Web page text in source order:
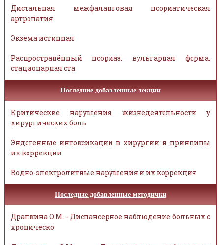
Дистальная межфаланговая псориатическая
артропатия
Экзема истинная
Распространённый псориаз, вульгарная форма,
стационарная ста
Последние добавленные лекции
Критические нарушения жизнедеятельности у
хирургических боль
Эндогенные интоксикации в хирургии и принципы
их коррекции
Водно-электролитные нарушения и их коррекция
Последние добавленные методички
Драпкина О.М. - Диспансерное наблюдение больных с
хроническо